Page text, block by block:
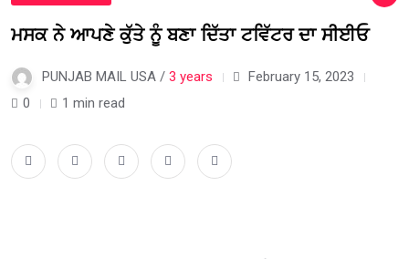
ਮਸਕ ਨੇ ਆਪਣੇ ਕੁੱਤੇ ਨੂੰ ਬਣਾ ਦਿੱਤਾ ਟਵਿੱਟਰ ਦਾ ਸੀਈਓ
PUNJAB MAIL USA / 3 years
February 15, 2023
0
1 min read